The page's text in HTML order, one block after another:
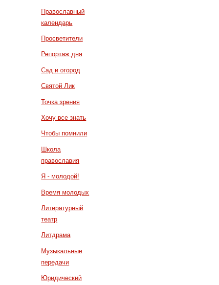
Православный
календарь
Просветители
Репортаж дня
Сад и огород
Святой Лик
Точка зрения
Хочу все знать
Чтобы помнили
Школа
православия
Я - молодой!
Время молодых
Литературный
театр
Литдрама
Музыкальные
передачи
Юридический